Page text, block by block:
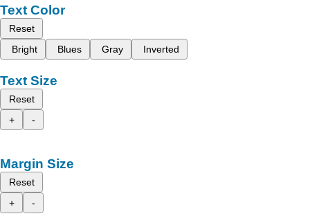
Text Color
Reset
Bright
Blues Gray Inverted
Text Size
Reset
+
-
Margin Size
Reset
+
-